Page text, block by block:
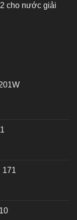
cho nước giải
171